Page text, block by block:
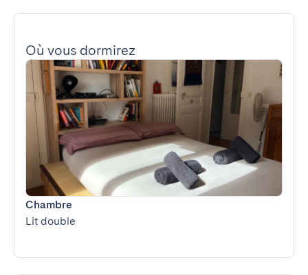
Où vous dormirez
Chambre
Lit double